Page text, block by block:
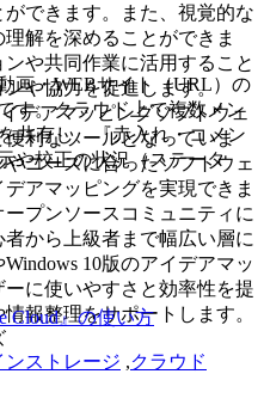
できます。また、視覚的な
解を深めることができま
や共同作業に活用すること
や協力を促進します。
デアマッピングソフトウェ
利なツールとなっていま
ニーズに合ったソフトウェ
アマッピングを実現できま
プンソースコミュニティに
から上級者まで幅広い層に
10版のアイデアマッ
に使いやすさと効率性を提
報整理をサポートします。
画・WEBサイト（URL）の
す。クラウド上で複数メン
共有し、『赤入れ・コメン
や校正の状況（ステータ
Cloud』の使い方
ンストレージ ,クラウド